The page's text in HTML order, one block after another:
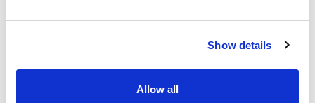
Show details
Allow all
Odoo vs Salesforce
Odoo vs Personio